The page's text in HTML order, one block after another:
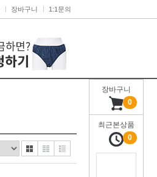
장바구니 1:1문의
장바구니
0
최근본상품
0